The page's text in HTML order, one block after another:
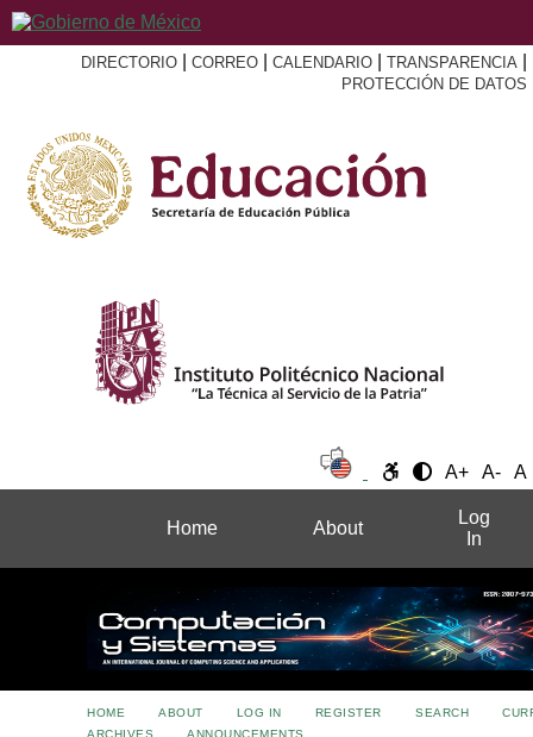
DIRECTORIO CORREO CALENDARIO TRANSPARENCIA
PROTECCIÓN DE DATOS
A+ A- A
Home About
Log
In
HOME ABOUT LOG IN REGISTER SEARCH
ARCHIVES
ANNOUNCEMENTS